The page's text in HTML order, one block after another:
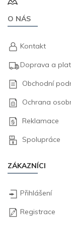
O NÁS
Kontakt
Doprava a
Obchodní
Ochrana
Reklamace
Spolupráce
ZÁKAZNÍCI
Přihlášení
Registrace